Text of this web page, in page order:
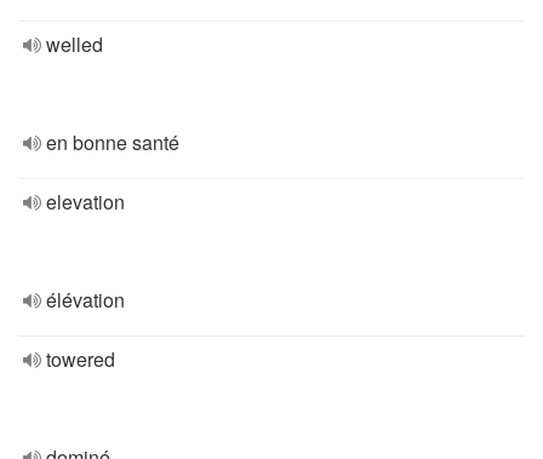
welled
en bonne santé
elevation
élévation
towered